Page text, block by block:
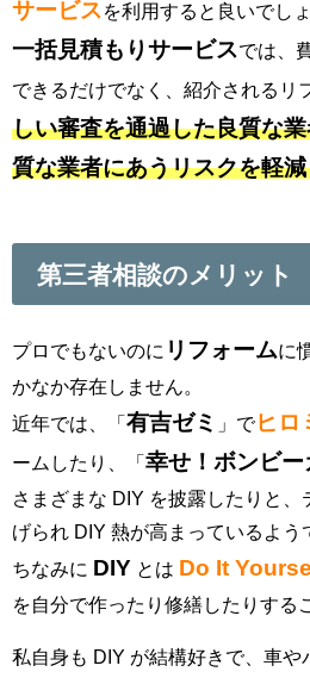
サービス を利用すると良いでしょ
一括見積もりサービスでは、
できるだけでなく、紹介されるリ
しい審査を通過した良質な
質な業者にあうリスクを軽
第三者相談のメリット
プロでもないのに リフォームに
かなか存在しません。
近年では、「 有吉ゼミ 」でヒロ
ームしたり、「 幸せ！ボンビー
さまざまな DIY を披露したりと、
げられ DIY 熱が高まっているよう
ちなみに DIY とは Do It
を自分で作ったり修繕したりする
私自身も DIY が結構好きで、車や